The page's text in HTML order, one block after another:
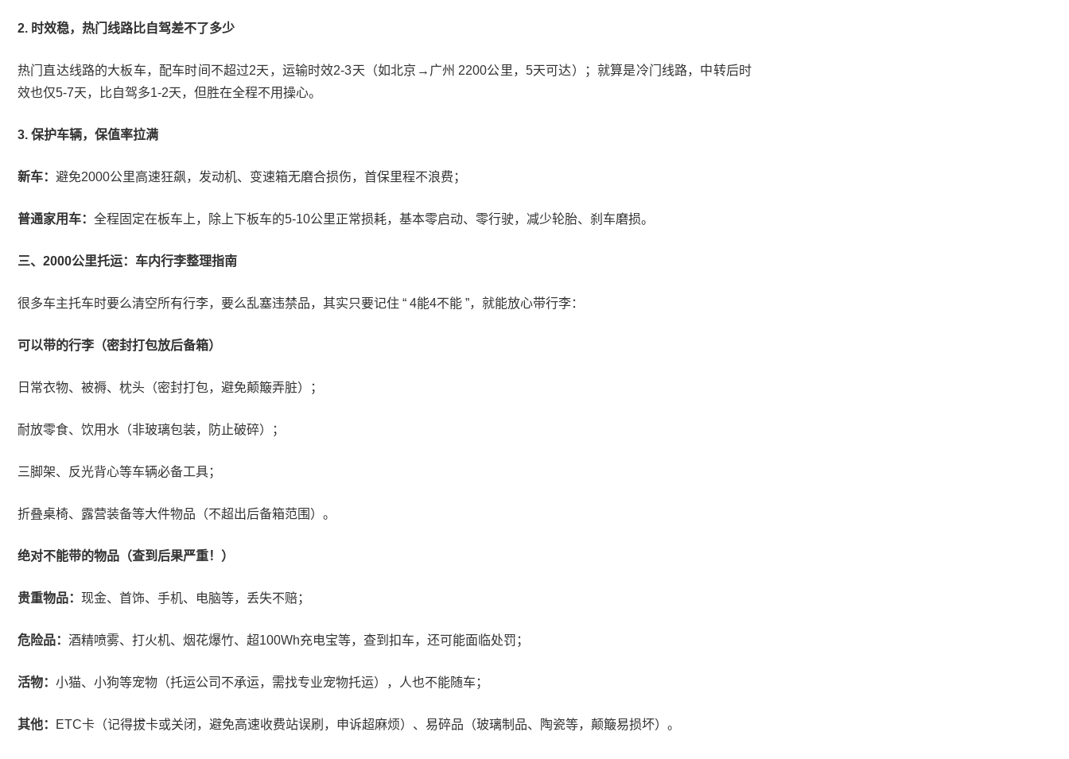
2. 时效稳，热门线路比自驾差不了多少
热门直达线路的大板车，配车时间不超过2天，运输时效2-3天（如北京→广州 2200公里，5天可达）；就算是冷门线路，中转后时
效也仅5-7天，比自驾多1-2天，但胜在全程不用操心。
3. 保护车辆，保值率拉满
新车： 避免2000公里高速狂飙，发动机、变速箱无磨合损伤，首保里程不浪费；
普通家用车： 全程固定在板车上，除上下板车的5-10公里正常损耗，基本零启动、零行驶，减少轮胎、刹车磨损。
三、2000公里托运：车内行李整理指南
很多车主托车时要么清空所有行李，要么乱塞违禁品，其实只要记住 “ 4能4不能 ”，就能放心带行李：
可以带的行李（密封打包放后备箱）
日常衣物、被褥、枕头（密封打包，避免颠簸弄脏）；
耐放零食、饮用水（非玻璃包装，防止破碎）；
三脚架、反光背心等车辆必备工具；
折叠桌椅、露营装备等大件物品（不超出后备箱范围）。
绝对不能带的物品（查到后果严重！）
贵重物品： 现金、首饰、手机、电脑等，丢失不赔；
危险品： 酒精喷雾、打火机、烟花爆竹、超100Wh充电宝等，查到扣车，还可能面临处罚；
活物： 小猫、小狗等宠物（托运公司不承运，需找专业宠物托运），人也不能随车；
其他： ETC卡（记得拔卡或关闭，避免高速收费站误刷，申诉超麻烦）、易碎品（玻璃制品、陶瓷等，颠簸易损坏）。